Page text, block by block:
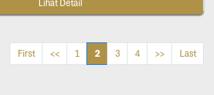
Lihat Detail
First << 1 2 3 4 >> Last